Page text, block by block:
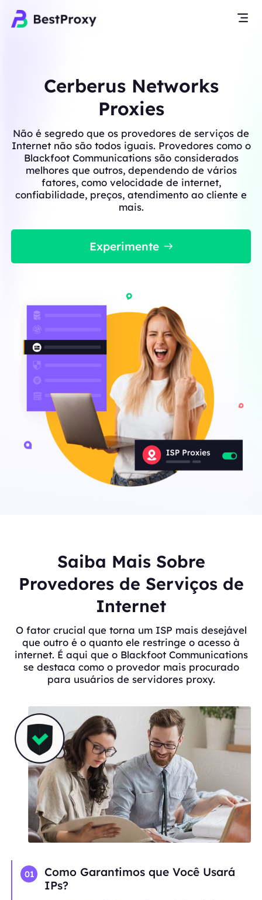
Cerberus Networks
Proxies
Não é segredo que os provedores de serviços de
Internet não são todos iguais. Provedores como o
Blackfoot Communications são considerados
melhores que outros, dependendo de vários
fatores, como velocidade de internet,
confiabilidade, preços, atendimento ao cliente e
mais.
Experimente
Saiba Mais Sobre
Provedores de Serviços de
Internet
O fator crucial que torna um ISP mais desejável
que outro é o quanto ele restringe o acesso à
internet. É aqui que o Blackfoot Communications
se destaca como o provedor mais procurado
para usuários de servidores proxy.
01
Como Garantimos que Você Usará
IPs?